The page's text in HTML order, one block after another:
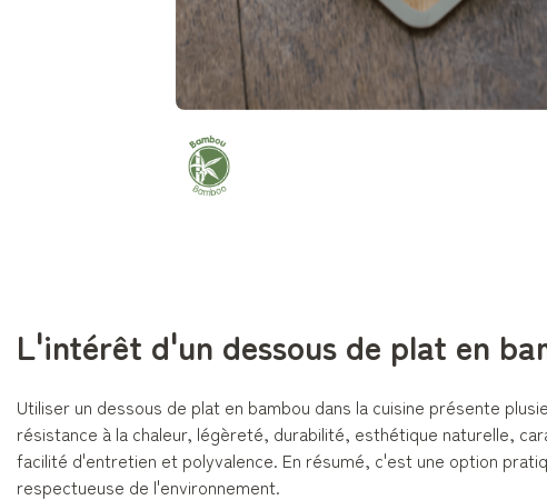
L'intérêt d'un dessous de plat en
Utiliser un dessous de plat en bambou dans la cuisine présente
résistance à la chaleur, légèreté, durabilité, esthétique naturelle,
facilité d'entretien et polyvalence. En résumé, c'est une option
respectueuse de l'environnement.